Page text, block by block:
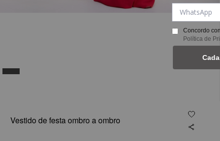
1
Vestido de festa ombro a ombro
Concordo
Política de